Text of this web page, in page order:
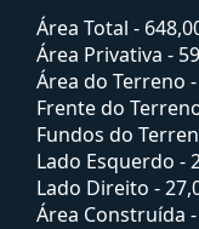
Área Total -
Área Privativa -
Área do Terreno -
Frente do
Fundos do
Lado Esquerdo -
Lado Direito -
Área Construída -